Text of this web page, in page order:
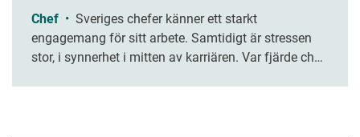
Chef •
engagemang för sitt arbete. Samtidigt är stressen
stor, i synnerhet i mitten av karriären. Var fjärde chef